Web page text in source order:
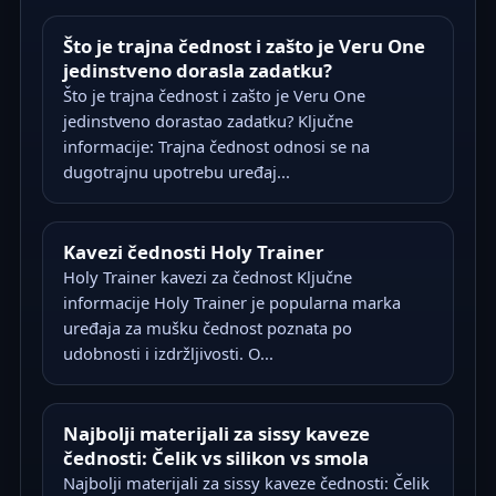
Što je trajna čednost i zašto je Veru One
jedinstveno dorasla zadatku?
Što je trajna čednost i zašto je Veru One
jedinstveno dorastao zadatku? Ključne
informacije: Trajna čednost odnosi se na
dugotrajnu upotrebu uređaj...
Kavezi čednosti Holy Trainer
Holy Trainer kavezi za čednost Ključne
informacije Holy Trainer je popularna marka
uređaja za mušku čednost poznata po
udobnosti i izdržljivosti. O...
Najbolji materijali za sissy kaveze
čednosti: Čelik vs silikon vs smola
Najbolji materijali za sissy kaveze čednosti: Čelik